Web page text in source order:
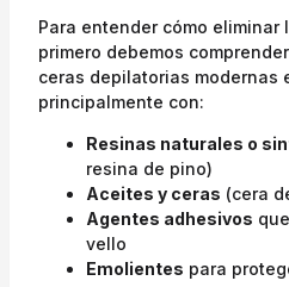
Para entender cómo eliminar
primero debemos
ceras depilatorias modernas
principalmente con:
Resinas naturales o
resina de pino)
Aceites y ceras (cera
Agentes adhesivos
vello
Emolientes para